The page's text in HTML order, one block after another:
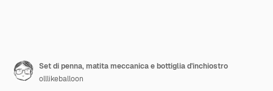
Set di penna, matita meccanica e bottiglia d'inchiostro
olllikeballoon